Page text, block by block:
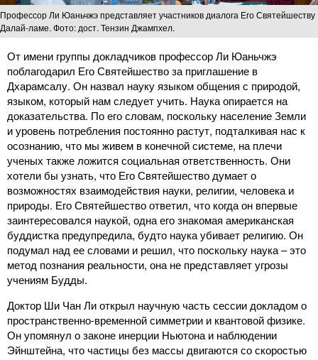
Профессор Ли Юаньчжэ представляет участников диалога Его Святейшеству
Далай-ламе. Фото: дост. Тензин Джампхел.
От имени группы докладчиков профессор Ли Юаньчжэ
поблагодарил Его Святейшество за приглашение в
Дхарамсалу. Он назвал науку языком общения с природой,
языком, который нам следует учить. Наука опирается на
доказательства. По его словам, поскольку население Земли
и уровень потребления постоянно растут, подталкивая нас к
осознанию, что мы живем в конечной системе, на плечи
ученых также ложится социальная ответственность. Они
хотели бы узнать, что Его Святейшество думает о
возможностях взаимодействия науки, религии, человека и
природы. Его Святейшество ответил, что когда он впервые
заинтересовался наукой, одна его знакомая американская
буддистка предупредила, будто наука убивает религию. Он
подумал над ее словами и решил, что поскольку наука – это
метод познания реальности, она не представляет угрозы
учениям Будды.
Доктор Ши Чан Ли открыл научную часть сессии докладом о
пространственно-временной симметрии и квантовой физике.
Он упомянул о законе инерции Ньютона и наблюдении
Эйнштейна, что частицы без массы двигаются со скоростью